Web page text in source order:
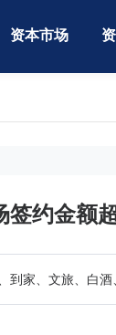
资本市场
签约金额
家、文旅、白酒